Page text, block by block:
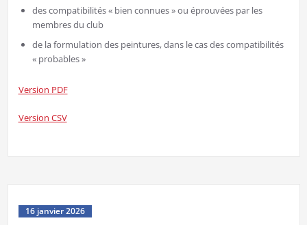
des compatibilités « bien connues » ou éprouvées par les
membres du club
de la formulation des peintures, dans le cas des compatibilités
« probables »
Version PDF
Version CSV
16 janvier 2026